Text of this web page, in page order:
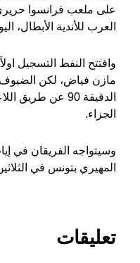
العرب للأندية الأبطال،
مازن فياض، لكن الضيوف
الدقيقة 90 عن
الجزاء.
المهيري بتونس في
تعليقات